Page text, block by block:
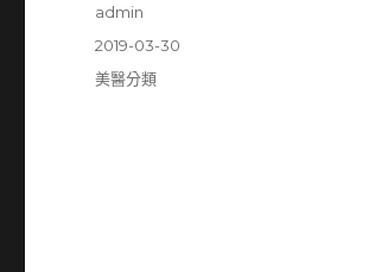
作
admin
發
佈
2019-03-30
分
美醫分類